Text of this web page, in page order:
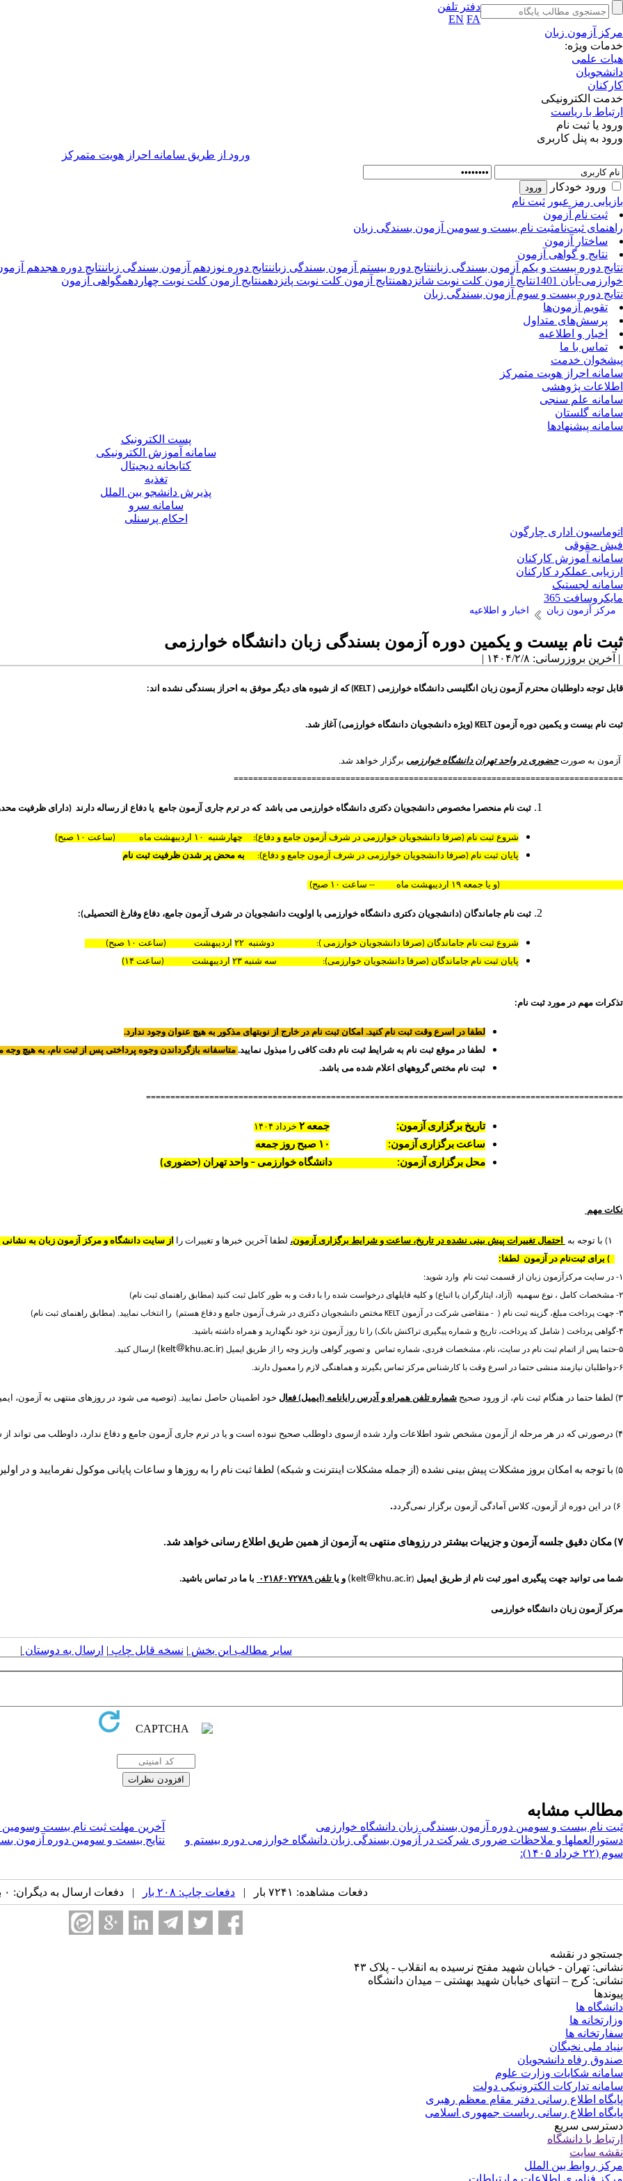
دفتر تلفن
EN FA
مرکز آزمون زبان
خدمات ویژه:
هیات علمی
دانشجویان
کارکنان
خدمت الکترونیکی
ارتباط با ریاست
ورود یا ثبت نام
ورود به پنل کاربری
ورود از طريق سامانه احراز هويت متمركز
ورود خودکار
بازیابی رمز عبور ثبت نام
ثبت نام آزمون
راهنمای ثبت‌نامثبت نام بیست و سومین آزمون بسندگی زبان
ساختار آزمون
نتایج و گواهی آزمون
نتایج دوره بیست و یکم آزمون بسندگی زباننتایج دوره بیستم آزمون بسندگی زباننتایج دوره نوزدهم آزمون بسندگی زباننتایج دوره هجدهم
خوارزمی-آبان 1401
نتایج آزمون کلت نوبت شانزدهمنتایج آزمون کلت نوبت پانزدهمنتایج آزمون کلت نوبت چهاردهمگواهی آزمون
نتایج دوره بیست و سوم آزمون بسندگی زبان
تقویم آزمون‌ها
پرسش‌های متداول
اخبار و اطلاعیه
تماس با ما
پیشخوان خدمت
سامانه احراز هویت متمرکز
اطلاعات پژوهشی
سامانه علم سنجی
سامانه گلستان
سامانه پیشنهادها
پست الکترونیک
سامانه آموزش الکترونیکی
کتابخانه دیجیتال
تغذیه
پذیرش دانشجو بین الملل
سامانه سرو
احکام پرسنلی
اتوماسیون اداری چارگون
فیش حقوقی
سامانه آموزش کارکنان
ارزیابی عملکرد کارکنان
سامانه لجستیک
مایکروسافت 365
مرکز آزمون زبان اخبار و اطلاعیه
ثبت نام بیست و یکمین دوره آزمون بسندگی زبان دانشگاه خوارزمی
| آخرین بروزرسانی: ۱۴۰۴/۲/۸ |
قابل توجه داوطلبان محترم آزمون زبان انگلیسی دانشگاه خوارزمی (KELT) که از شیوه های دیگر موفق به احراز بسندگی نشده اند:
ثبت نام بیست و یکمین دوره آزمونKELT
)ویژه دانشجویان دانشگاه خوارزمی) آغاز شد.
آزمون به صورتحضوری در واحد تهران دانشگاه خوارزمی برگزار خواهد شد.
================================================================================
ثبت نام منحصرا مخصوص دانشجویان دکتری دانشگاه خوارزمی می باشد که در ترم جاری آزمون جامع یا دفاع از رساله دارند (دارای ظرفیت
شروع ثبت نام (صرفا دانشجویان خوارزمی در شرف آزمون جامع و دفاع): چهارشنبه ۱۰ اردیبهشت ماه ساعت ۱۰ صبح)
پایان ثبت نام (صرفا دانشجویان خوارزمی در شرف آزمون جامع و دفاع): به محض پر شدن ظرفیت ثبت نام
(و یا جمعه ۱۹ اردیبهشت ماه ساعت ۱۰ صبح)
ثبت نام جاماندگان (دانشجویان دکتری دانشگاه خوارزمی با اولویت دانشجویان در شرف آزمون جامع، دفاع وفارغ التحصیلی):
شروع ثبت نام جاماندگان (صرفا دانشجویان خوارزمی ): دوشنبه ۲۲ اردیبهشت ساعت ۱۰ صبح)
پایان ثبت نام جاماندگان (صرفا دانشجویان خوارزمی): سه شنبه ۲۳ اردیبهشت ساعت ۱۴)
تذکرات مهم در مورد ثبت نام:
لطفا در اسرع وقت ثبت نام کنید. امکان ثبت نام در خارج از نوبتهای مذکور به هیچ عنوان وجود ندارد.
لطفا در موقع ثبت نام به شرایط ثبت نام دقت کافی را مبذول نمایید. متاسفانه بازگرداندن وجوه پرداختی پس از ثبت نام، به هیچ
ثبت نام مختص گروههای اعلام شده می باشد.
==================================================================================================
تاریخ برگزاری آزمون: جمعه ۲ خرداد ۱۴۰۴
ساعت برگزاری آزمون: ۱۰ صبح روز جمعه
محل برگزاری آزمون:
دانشگاه خوارزمی – واحد تهران (حضوری)
نکات مهم
۱) با توجه به احتمال تغییرات پیش بینی نشده در تاریخ، ساعت و شرایط برگزاری آزمون، لطفا آخرین خبرها و تغییرات را
از سایت دانشگاه و مرکز آزمون زبان به نشانی
برای ثبت‌نام در آزمون لطفا:
۱- در سایت مرکزآزمون زبان از قسمت ثبت نام وارد شوید:
۲- مشخصات کامل ، نوع سهمیه (آزاد، ایثارگران یا اتباع) و کلیه فایلهای درخواست شده را با دقت و به طور کامل ثبت کنید (مطابق راهنمای ثبت نام)
۳- جهت پرداخت مبلغ، گزینه ثبت نام ( متقاضی شرکت در آزمون KELT مختص دانشجویان دکتری در شرف آزمون جامع و دفاع هستم) را انتخاب نمایید. (مطابق راهنمای ثبت نام)
۴- گواهی پرداخت ( شامل کد پرداخت، تاریخ و شماره پیگیری تراکنش بانک) را تا روز آزمون نزد خود نگهدارید و همراه داشته باشید.
۵-حتما پس از اتمام ثبت نام در سایت، نام، مشخصات فردی، شماره تماس و تصویر گواهی واریز وجه را از طریق ایمیل ( kelt khu.ac.ir
) ارسال کنید.
۶- دواطلبان نیازمند منشی حتما در اسرع وقت با کارشناس مرکز تماس بگیرند و هماهنگی لازم را معمول دارند.
۳) لطفا حتما در هنگام ثبت نام، از ورود صحیح شماره تلفن همراه و آدرس رایانامه (ایمیل) فعال خود اطمینان حاصل نمایید. (توصیه می شود در روزهای منتهی به آزمون،
۴) درصورتی که در هر مرحله‌ از آزمون مشخص شود اطلاعات وارد شده ازسوی داوطلب صحیح نبوده است و یا در ترم جاری آزمون جامع و دفاع ندارد، داوطلب می تواند
۵) با توجه به امکان بروز مشکلات پیش بینی نشده (از جمله مشکلات اینترنت و شبکه) لطفا ثبت نام را به روزها و ساعات پایانی موکول نفرمایید و در
۶) در این دوره از آزمون، کلاس آمادگی آزمون برگزار نمی‌گردد.
۷) مکان دقیق جلسه آزمون و جزییات بیشتر در رزوهای منتهی به آزمون از همین طریق اطلاع رسانی خواهد شد.
شما می توانید جهت پیگیری امور ثبت نام از طریق ایمیل (
kelt khu.ac.ir
) و یا تلفن ۰۲۱۸۶۰۷۲۷۸۹ با ما در تماس باشید.
مرکز آزمون زبان دانشگاه خوارزمی
سایر مطالب این بخش | نسخه قابل چاپ | ارسال به دوستان |
مطالب مشابه
ثبت نام بیست و سومین دوره آزمون بسندگی زبان دانشگاه خوارزمی
آخرین مهلت ثبت نام بیست وسومین
دستورالعملها و ملاحظات ضروری شرکت در آزمون بسندگی زبان دانشگاه خوارزمی دوره بیستم و
سوم (۲۲ خرداد ۱۴۰۵):
نتایج بیست و سومین دوره آزمون
دفعات مشاهده: ۷۲۴۱ بار | دفعات چاپ: ۲۰۸ بار | دفعات ارسال به دیگران: ۰ بار |
جستجو در نقشه
نشانی: تهران - خیابان شهید مفتح نرسیده به انقلاب - پلاک ۴۳
نشانی: کرج – انتهای خیابان شهید بهشتی – میدان دانشگاه
پیوندها
دانشگاه ها
وزارتخانه ها
سفارتخانه ها
بنیاد ملی نخبگان
صندوق رفاه دانشجویان
سامانه شکایات وزارت علوم
سامانه تدارکات الکترونیکی دولت
پایگاه اطلاع رسانی دفتر مقام معظم رهبری
پایگاه اطلاع رسانی ریاست جمهوری اسلامی
دسترسی سریع
ارتباط با دانشگاه
نقشه سایت
مرکز روابط بین الملل
مرکز فناوری اطلاعات و ارتباطات